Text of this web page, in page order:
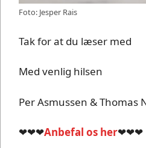
Foto: Jesper Rais
Tak for at du læser med
Med venlig hilsen
Per Asmussen & Thomas
❤❤❤Anbefal os her❤❤❤